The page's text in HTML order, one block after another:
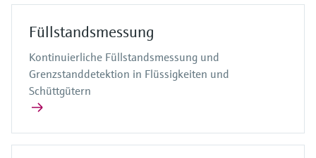
Füllstandsmessung
Kontinuierliche Füllstandsmessung und
Grenzstanddetektion in Flüssigkeiten und
Schüttgütern